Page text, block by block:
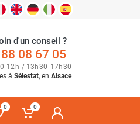
d'un conseil ?
08 67 05
-12h / 13h30-17h30
à Sélestat, en Alsace
0 0